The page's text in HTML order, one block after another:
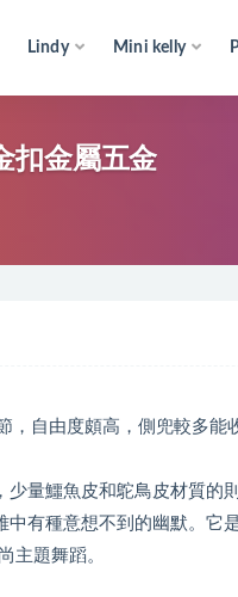
Lindy Mini kelly
扣金屬五金
，自由度頗高，側兜較多能
量鱷魚皮和鴕鳥皮材質的
有種意想不到的幽默。它
主題舞蹈。